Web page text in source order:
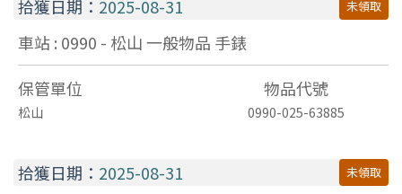
拾獲日期： 2025-08-31 未領取
車站 : 0990 - 松山一般物品 手錶
保管單位
物品代號
松山 0990-025-63885
拾獲日期： 2025-08-31 未領取